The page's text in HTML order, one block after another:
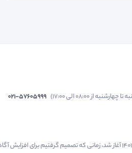
از 08:00 الی 17:00) 021-57605999
فعالیت محیط از سال 1401 آغاز شد، زمانی که تصمیم